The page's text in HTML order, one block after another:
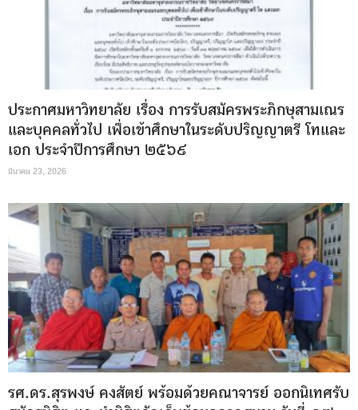
ประกาศมหาวิทยาลัย เรื่อง การรับสมัครพระภิกษุสามเณร
และบุคคลทั่วไป เพื่อเข้าศึกษาในระดับปริญญาตรี โทและ
เอก ประจำปีการศึกษา ๒๕๖๙
มีนาคม 23, 2026
รศ.ดร.สุรพงษ์ คงสัตย์ พร้อมด้วยคณาจารย์ ออกนิเทศรับ